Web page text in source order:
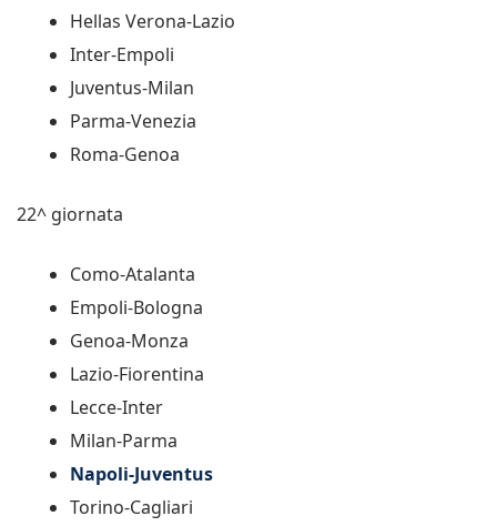
Hellas Verona-Lazio
Inter-Empoli
Juventus-Milan
Parma-Venezia
Roma-Genoa
22^ giornata
Como-Atalanta
Empoli-Bologna
Genoa-Monza
Lazio-Fiorentina
Lecce-Inter
Milan-Parma
Napoli-Juventus
Torino-Cagliari